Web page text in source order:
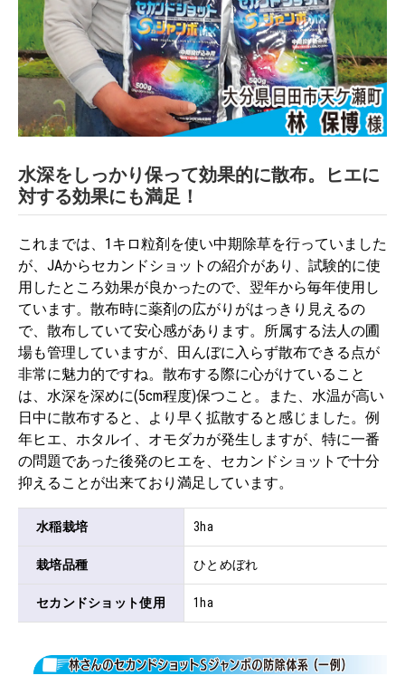
水深をしっかり保って効果的に散布。ヒエに
対する効果にも満足！
これまでは、1キロ粒剤を使い中期除草を行っていました
が、JAからセカンドショットの紹介があり、試験的に使
用したところ効果が良かったので、翌年から毎年使用し
ています。散布時に薬剤の広がりがはっきり見えるの
で、散布していて安心感があります。所属する法人の圃
場も管理していますが、田んぼに入らず散布できる点が
非常に魅力的ですね。散布する際に心がけていること
は、水深を深めに(5cm程度)保つこと。また、水温が高い
日中に散布すると、より早く拡散すると感じました。例
年ヒエ、ホタルイ、オモダカが発生しますが、特に一番
の問題であった後発のヒエを、セカンドショットで十分
抑えることが出来ており満足しています。
水稲栽培 3ha
栽培品種 ひとめぼれ
セカンドショット使用 1ha